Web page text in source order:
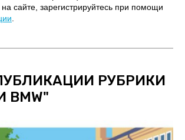
сайте, зарегистрируйтесь при помощи
.
РУБРИКИ
BMW"